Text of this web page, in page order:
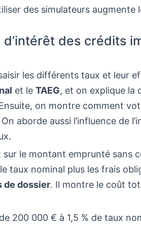
des simulateurs augmente
des crédits
les différents taux et leur
et le TAEG, et on explique la
on montre comment
aborde aussi l’influence de
sur le montant emprunté sans
taux nominal plus les frais
de dossier. Il montre le coût
200 000 € à 1,5 % de taux